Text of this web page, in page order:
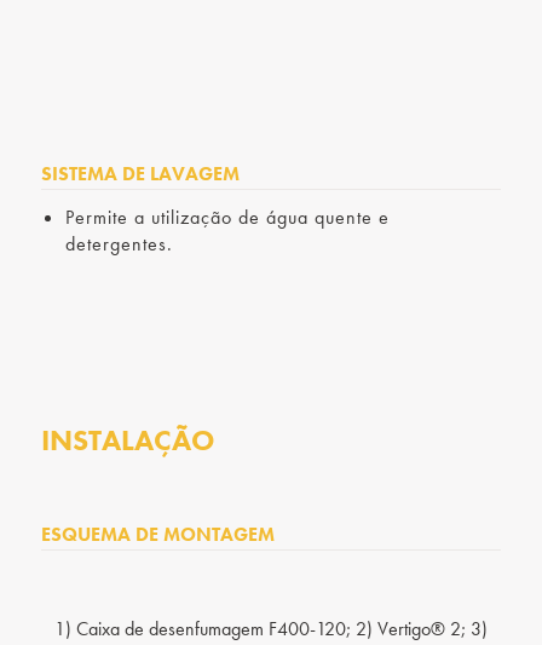
SISTEMA DE LAVAGEM
Permite a utilização de água quente e
detergentes.
INSTALAÇÃO
ESQUEMA DE MONTAGEM
1) Caixa de desenfumagem F400-120; 2) Vertigo® 2; 3)